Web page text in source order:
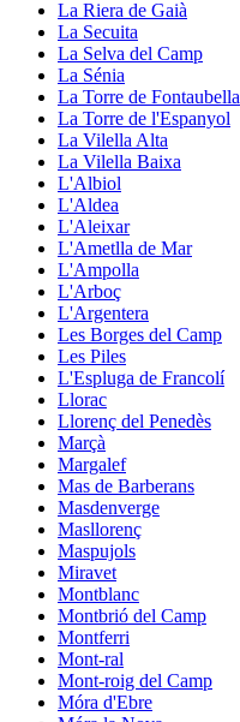
La Riera de Gaià
La Secuita
La Selva del Camp
La Sénia
La Torre de Fontaubella
La Torre de l'Espanyol
La Vilella Alta
La Vilella Baixa
L'Albiol
L'Aldea
L'Aleixar
L'Ametlla de Mar
L'Ampolla
L'Arboç
L'Argentera
Les Borges del Camp
Les Piles
L'Espluga de Francolí
Llorac
Llorenç del Penedès
Marçà
Margalef
Mas de Barberans
Masdenverge
Masllorenç
Maspujols
Miravet
Montblanc
Montbrió del Camp
Montferri
Mont-ral
Mont-roig del Camp
Móra d'Ebre